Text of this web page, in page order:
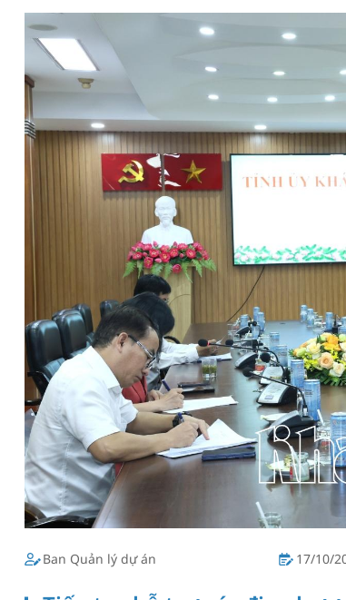
Ban Quản lý dự án 17/10/